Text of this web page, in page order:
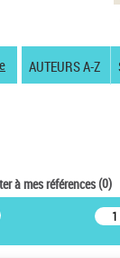
AUTEURS A-Z
à mes références(0)